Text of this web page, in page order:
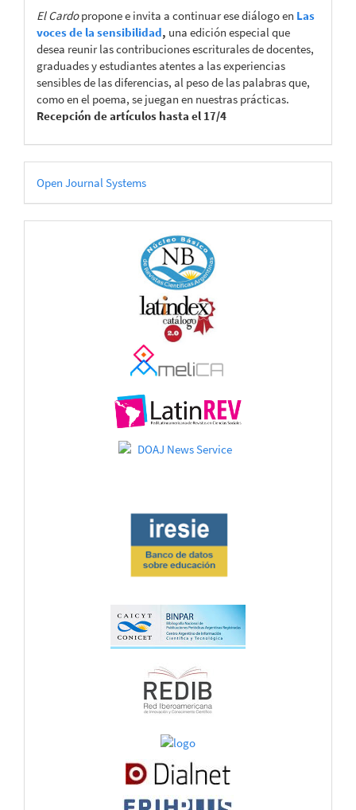
El Cardopropone e invita a continuar ese diálogo en Las
voces de la sensibilidad, una edición especial que
desea reunir las contribuciones escriturales de docentes,
graduades y estudiantes atentes a las experiencias
sensibles de las diferencias, al peso de las palabras que,
como en el poema, se juegan en nuestras prácticas.
Recepción de artículos hasta el 17/4
Desarrollado
por
Open Journal Systems
CATÁLOGOS